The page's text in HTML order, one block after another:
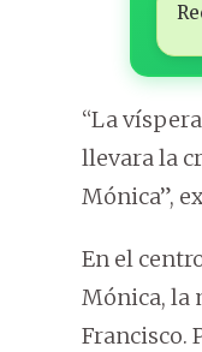
“La
llevara la
Mónica”,
En el
Mónica, la
Francisco.